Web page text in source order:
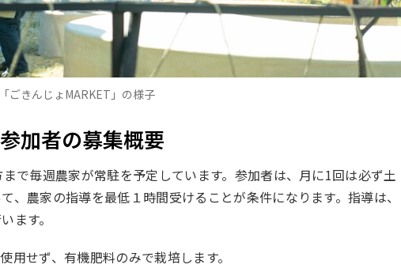
ごきんじょMARKET」の様子
加者の募集概要
で毎週農家が常駐を予定しています。参加者は、月に1回は必ず土
、農家の指導を最低１時間受けることが条件になります。指導は、
ます。
用せず、有機肥料のみで栽培します。